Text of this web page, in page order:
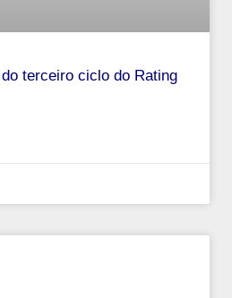
terceiro ciclo do Rating